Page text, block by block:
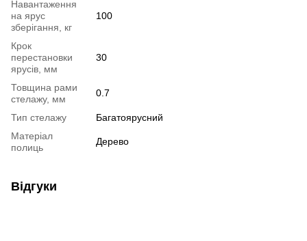
Навантаження
на ярус
зберігання, кг
100
Крок
перестановки
ярусів, мм
30
Товщина рами
стелажу, мм
0.7
Тип стелажу
Багатоярусний
Матеріал
полиць
Дерево
Відгуки